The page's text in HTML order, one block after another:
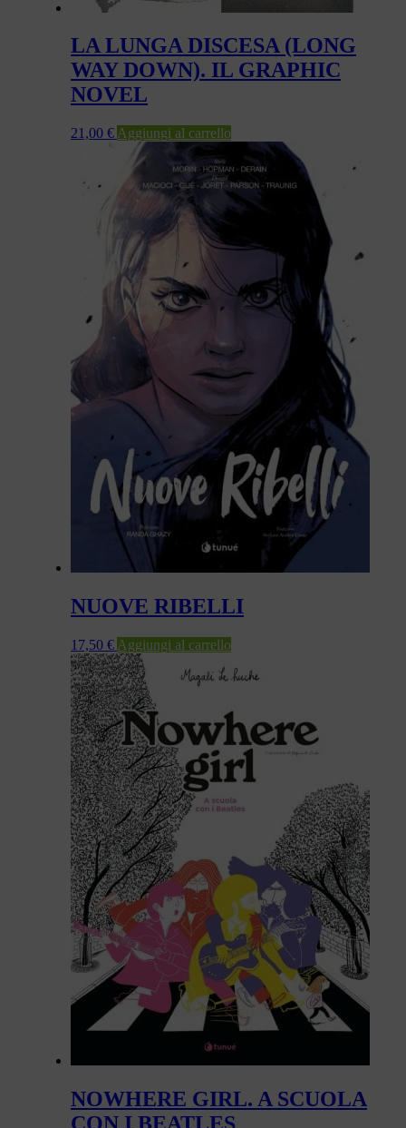
LA LUNGA DISCESA (LONG
WAY DOWN). IL GRAPHIC
NOVEL
21,00 € Aggiungi al carrello
NUOVE RIBELLI
17,50 € Aggiungi al carrello
NOWHERE GIRL. A SCUOLA